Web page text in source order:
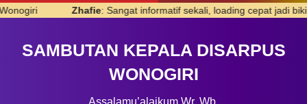
sekali, loading cepat jadi bikin betah. Disarpus Sukses Selalu
SAMBUTAN KEPALA DISARPUS
WONOGIRI